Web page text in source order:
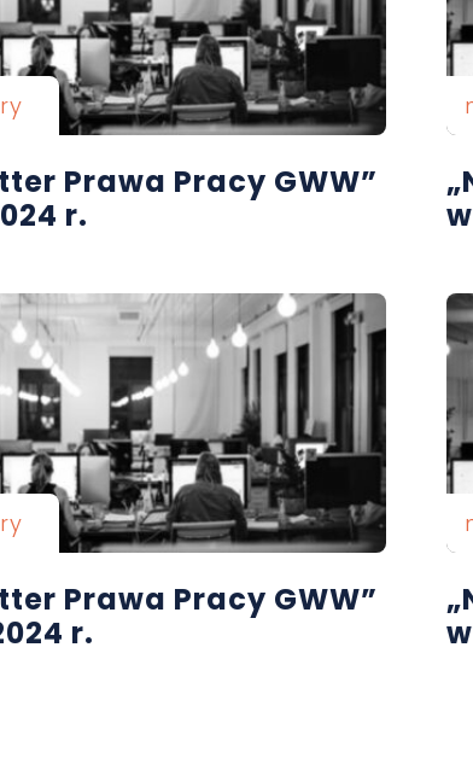
Prawa Pracy GWW”
r.
Prawa Pracy GWW”
r.